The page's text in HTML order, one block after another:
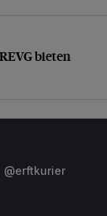
bieten
bieten
@erftkurier